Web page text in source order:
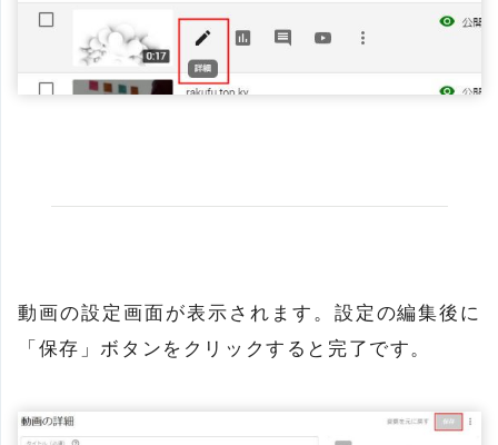
動画の設定画面が表示されます。設定の編集後に
「保存」ボタンをクリックすると完了です。